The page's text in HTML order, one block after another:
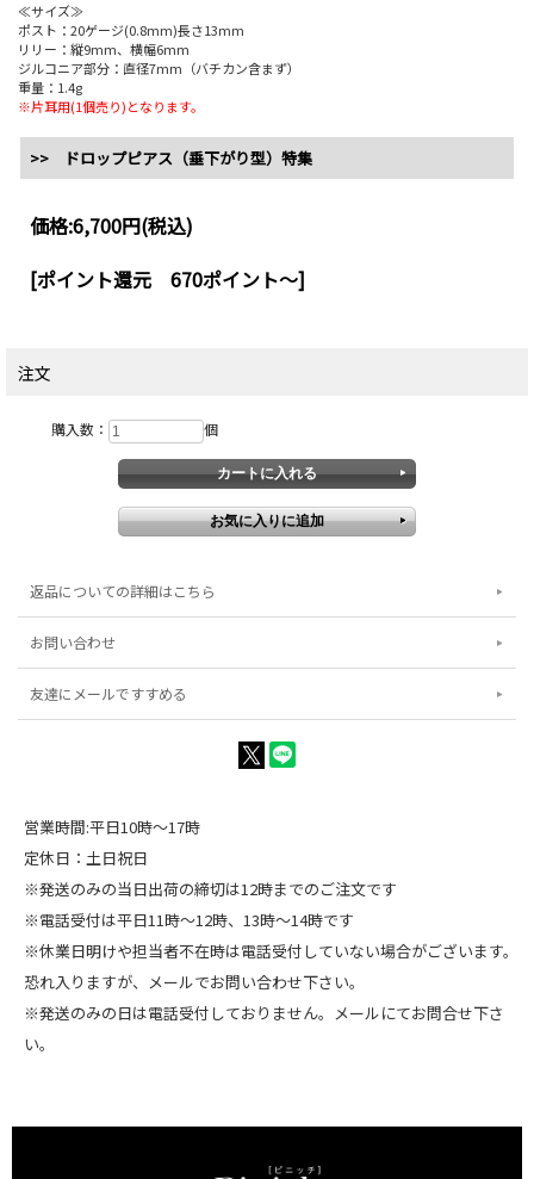
≪サイズ≫
ポスト：20ゲージ(0.8mm)長さ13mm
リリー：縦9mm、横幅6mm
ジルコニア部分：直径7mm（バチカン含まず）
重量：1.4g
※片耳用(1個売り)となります。
>> ドロップピアス（垂下がり型）特集
価格:6,700円(税込)
[ポイント還元 670ポイント～]
注文
購入数： 個
返品についての詳細はこちら
お問い合わせ
友達にメールですすめる
営業時間:平日10時～17時
定休日：土日祝日
※発送のみの当日出荷の締切は12時までのご注文です
※電話受付は平日11時～12時、13時～14時です
※休業日明けや担当者不在時は電話受付していない場合がございます。
恐れ入りますが、メールでお問い合わせ下さい。
※発送のみの日は電話受付しておりません。メールにてお問合せ下さ
い。